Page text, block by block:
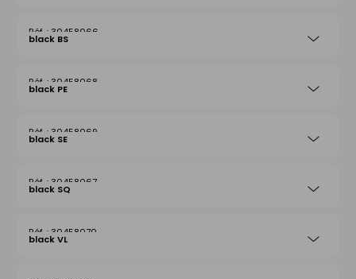
30458066
black BS
30458068
black PE
30458069
black SE
30458067
black SQ
30458070
black VL